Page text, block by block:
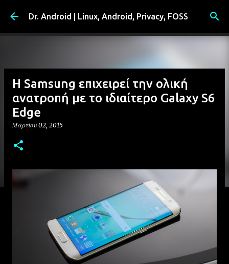
Μετάβαση στο κύριο περιεχόμενο
Dr. Android | Linux, Android, Privacy, FOSS
Η Samsung επιχειρεί την ολική
ανατροπή με το ιδιαίτερο Galaxy S6
Edge
Μαρτίου 02, 2015